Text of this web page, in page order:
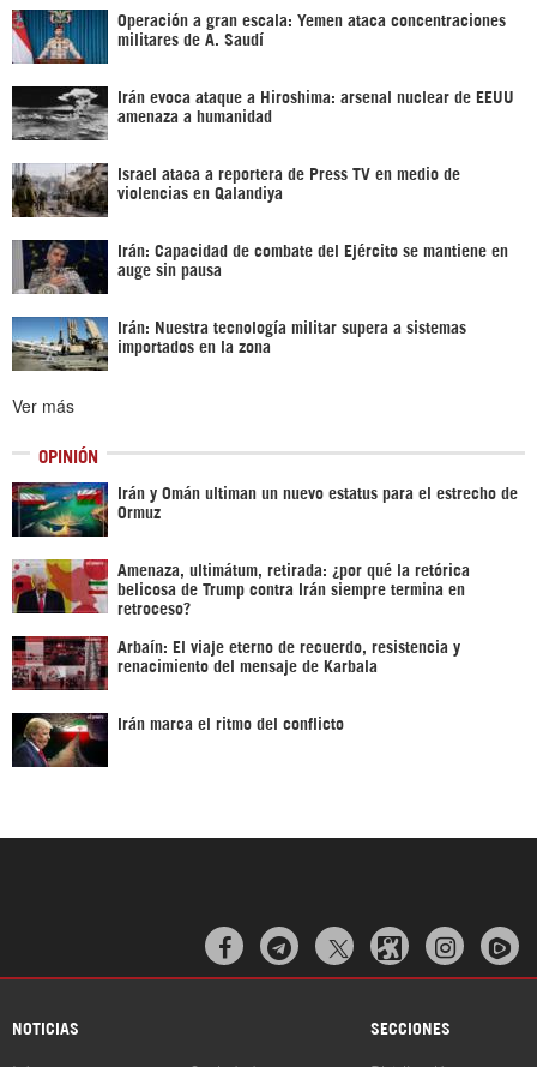
Operación a gran escala: Yemen ataca concentraciones
militares de A. Saudí
Irán evoca ataque a Hiroshima: arsenal nuclear de EEUU
amenaza a humanidad
Israel ataca a reportera de Press TV en medio de
violencias en Qalandiya
Irán: Capacidad de combate del Ejército se mantiene en
auge sin pausa
Irán: Nuestra tecnología militar supera a sistemas
importados en la zona
Ver más
OPINIÓN
Irán y Omán ultiman un nuevo estatus para el estrecho de
Ormuz
Amenaza, ultimátum, retirada: ¿por qué la retórica
belicosa de Trump contra Irán siempre termina en
retroceso?
Arbaín: El viaje eterno de recuerdo, resistencia y
renacimiento del mensaje de Karbala
Irán marca el ritmo del conflicto
  
NOTICIAS SECCIONES